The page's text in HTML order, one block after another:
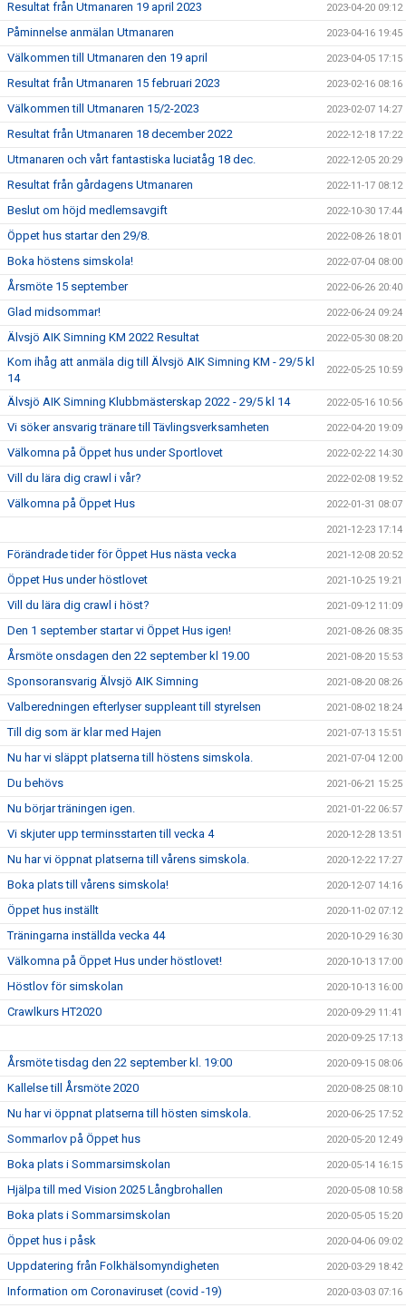
Resultat från Utmanaren 19 april 2023 2023-04-20 09:12
Påminnelse anmälan Utmanaren 2023-04-16 19:45
Välkommen till Utmanaren den 19 april 2023-04-05 17:15
Resultat från Utmanaren 15 februari 2023 2023-02-16 08:16
Välkommen till Utmanaren 15/2-2023 2023-02-07 14:27
Resultat från Utmanaren 18 december 2022 2022-12-18 17:22
Utmanaren och vårt fantastiska luciatåg 18 dec. 2022-12-05 20:29
Resultat från gårdagens Utmanaren 2022-11-17 08:12
Beslut om höjd medlemsavgift 2022-10-30 17:44
Öppet hus startar den 29/8. 2022-08-26 18:01
Boka höstens simskola! 2022-07-04 08:00
Årsmöte 15 september 2022-06-26 20:40
Glad midsommar! 2022-06-24 09:24
Älvsjö AIK Simning KM 2022 Resultat 2022-05-30 08:20
Kom ihåg att anmäla dig till Älvsjö AIK Simning KM - 29/5 kl
14
2022-05-25 10:59
Älvsjö AIK Simning Klubbmästerskap 2022 - 29/5 kl 14 2022-05-16 10:56
Vi söker ansvarig tränare till Tävlingsverksamheten 2022-04-20 19:09
Välkomna på Öppet hus under Sportlovet 2022-02-22 14:30
Vill du lära dig crawl i vår? 2022-02-08 19:52
Välkomna på Öppet Hus 2022-01-31 08:07
2021-12-23 17:14
Förändrade tider för Öppet Hus nästa vecka 2021-12-08 20:52
Öppet Hus under höstlovet 2021-10-25 19:21
Vill du lära dig crawl i höst? 2021-09-12 11:09
Den 1 september startar vi Öppet Hus igen! 2021-08-26 08:35
Årsmöte onsdagen den 22 september kl 19.00 2021-08-20 15:53
Sponsoransvarig Älvsjö AIK Simning 2021-08-20 08:26
Valberedningen efterlyser suppleant till styrelsen 2021-08-02 18:24
Till dig som är klar med Hajen 2021-07-13 15:51
Nu har vi släppt platserna till höstens simskola. 2021-07-04 12:00
Du behövs 2021-06-21 15:25
Nu börjar träningen igen. 2021-01-22 06:57
Vi skjuter upp terminsstarten till vecka 4 2020-12-28 13:51
Nu har vi öppnat platserna till vårens simskola. 2020-12-22 17:27
Boka plats till vårens simskola! 2020-12-07 14:16
Öppet hus inställt 2020-11-02 07:12
Träningarna inställda vecka 44 2020-10-29 16:30
Välkomna på Öppet Hus under höstlovet! 2020-10-13 17:00
Höstlov för simskolan 2020-10-13 16:00
Crawlkurs HT2020 2020-09-29 11:41
2020-09-25 17:13
Årsmöte tisdag den 22 september kl. 19:00 2020-09-15 08:06
Kallelse till Årsmöte 2020 2020-08-25 08:10
Nu har vi öppnat platserna till hösten simskola. 2020-06-25 17:52
Sommarlov på Öppet hus 2020-05-20 12:49
Boka plats i Sommarsimskolan 2020-05-14 16:15
Hjälpa till med Vision 2025 Långbrohallen 2020-05-08 10:58
Boka plats i Sommarsimskolan 2020-05-05 15:20
Öppet hus i påsk 2020-04-06 09:02
Uppdatering från Folkhälsomyndigheten 2020-03-29 18:42
Information om Coronaviruset (covid -19) 2020-03-03 07:16